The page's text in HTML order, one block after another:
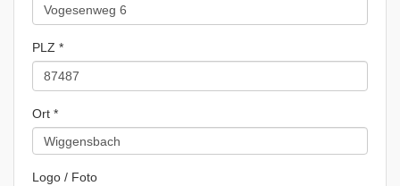
PLZ *
Ort *
Logo / Foto